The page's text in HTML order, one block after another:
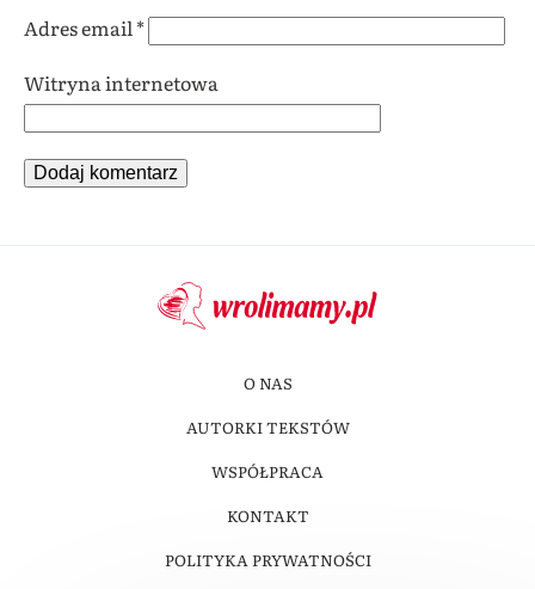
Adres email *
Witryna internetowa
O NAS
AUTORKI TEKSTÓW
WSPÓŁPRACA
KONTAKT
POLITYKA PRYWATNOŚCI